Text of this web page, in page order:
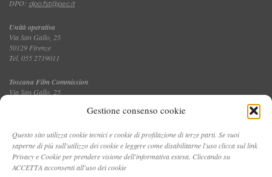
Gestione consenso cookie
Questo sito utilizza cookie tecnici e cookie di profilazione di terze parti. Se vuoi
saperne di più sull'utilizzo dei cookie e leggere come disabilitarne l'uso clicca sul link
Privacy e Cookie per prendere visione dell'informativa estesa. Cliccando su
ACCETTA acconsenti all'uso dei cookie
DPO: dpo.fst@pec.it
Unità operativa
Via San Gallo, 25
50129 Firenze
Tel. 055 2719011
Toscana Film Commission
Via San Gallo, 25
CONTATTI